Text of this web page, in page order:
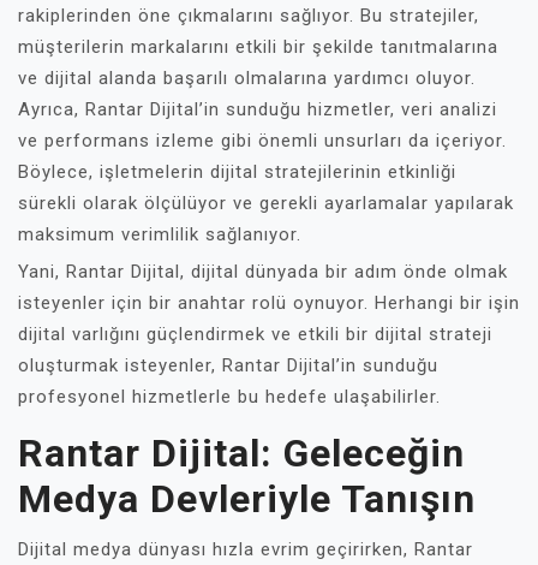
rakiplerinden öne çıkmalarını sağlıyor. Bu stratejiler,
müşterilerin markalarını etkili bir şekilde tanıtmalarına
ve dijital alanda başarılı olmalarına yardımcı oluyor.
Ayrıca, Rantar Dijital’in sunduğu hizmetler, veri analizi
ve performans izleme gibi önemli unsurları da içeriyor.
Böylece, işletmelerin dijital stratejilerinin etkinliği
sürekli olarak ölçülüyor ve gerekli ayarlamalar yapılarak
maksimum verimlilik sağlanıyor.
Yani, Rantar Dijital, dijital dünyada bir adım önde olmak
isteyenler için bir anahtar rolü oynuyor. Herhangi bir işin
dijital varlığını güçlendirmek ve etkili bir dijital strateji
oluşturmak isteyenler, Rantar Dijital’in sunduğu
profesyonel hizmetlerle bu hedefe ulaşabilirler.
Rantar Dijital: Geleceğin
Medya Devleriyle Tanışın
Dijital medya dünyası hızla evrim geçirirken, Rantar